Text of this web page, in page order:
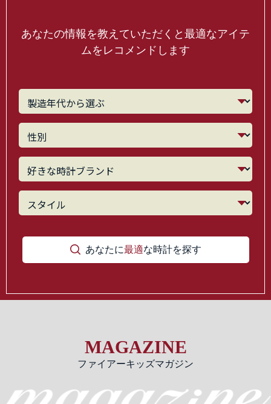
あなたの情報を教えていただくと最適なアイテ
ムをレコメンドします
あなたに最適な時計を探す
MAGAZINE
ファイアーキッズマガジン